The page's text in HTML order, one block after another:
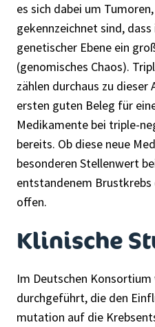
es sich dabei um
gekennzeichnet sind,
genetischer Ebene ein
(genomisches Chaos).
zählen durchaus zu dieser
ersten guten Beleg für
Medikamente bei triple-
bereits. Ob diese neue
besonderen Stellenwert
entstandenem
offen.
Klinische
Im Deutschen
durchgeführt, die den
mutation auf die